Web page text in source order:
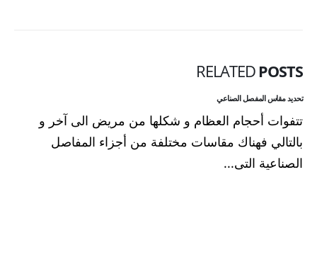
RELATED POSTS
تحديد مقاس المفصل الصناعي
تتفوات أحجام العظام و شكلها من مريض الى آخر و
بالتالي فهناك مقاسات مختلفة من أجزاء المفاصل
الصناعية التى...